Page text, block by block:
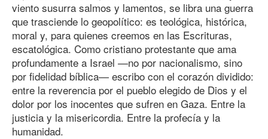
viento susurra salmos y lamentos, se libra una guerra
que trasciende lo geopolítico: es teológica, histórica,
moral y, para quienes creemos en las Escrituras,
escatológica. Como cristiano protestante que ama
profundamente a Israel —no por nacionalismo, sino
por fidelidad bíblica— escribo con el corazón dividido:
entre la reverencia por el pueblo elegido de Dios y el
dolor por los inocentes que sufren en Gaza. Entre la
justicia y la misericordia. Entre la profecía y la
humanidad.